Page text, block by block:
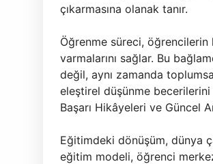
çıkarmasına olanak tanır.
Öğrenme süreci, öğrencilerin
varmalarını sağlar. Bu
değil, aynı zamanda
eleştirel düşünme
Başarı Hikâyeleri ve Güncel
Eğitimdeki dönüşüm, dünya
eğitim modeli, öğrenci